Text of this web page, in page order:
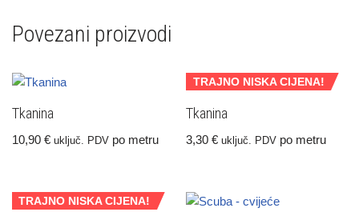
Povezani proizvodi
Tkanina
10,90 € uključ. PDV po metru
TRAJNO NISKA CIJENA!
Tkanina
3,30€ uključ. PDV po metru
TRAJNO NISKA CIJENA!